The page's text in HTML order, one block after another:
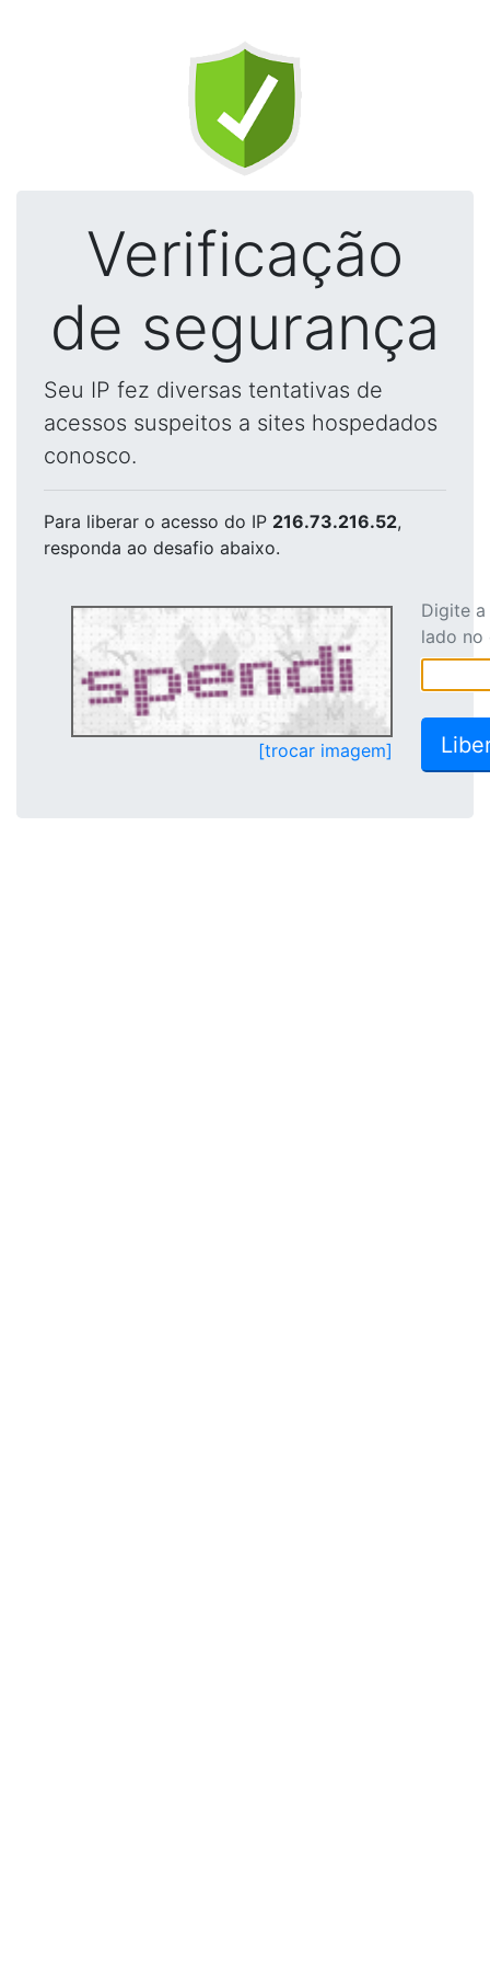
Verificação
de segurança
Seu IP fez diversas tentativas de
acessos suspeitos a sites hospedados
conosco.
Para liberar o acesso do IP 216.73.216.52,
responda ao desafio abaixo.
[trocar imagem]
Digite
lado no